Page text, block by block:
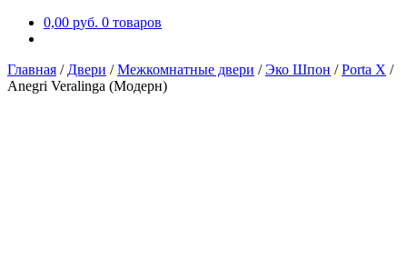
0,00 руб. 0 товаров
Главная / Двери /Межкомнатные двери /Эко Шпон /Porta X /
Anegri Veralinga (Модерн)